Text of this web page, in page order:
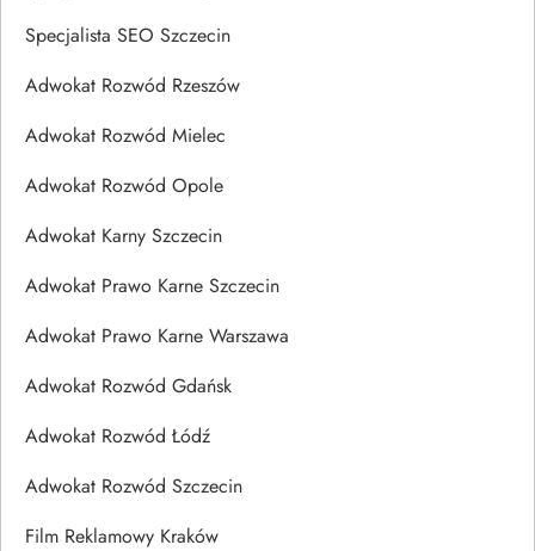
Specjalista SEO Szczecin
Adwokat Rozwód Rzeszów
Adwokat Rozwód Mielec
Adwokat Rozwód Opole
Adwokat Karny Szczecin
Adwokat Prawo Karne Szczecin
Adwokat Prawo Karne Warszawa
Adwokat Rozwód Gdańsk
Adwokat Rozwód Łódź
Adwokat Rozwód Szczecin
Film Reklamowy Kraków